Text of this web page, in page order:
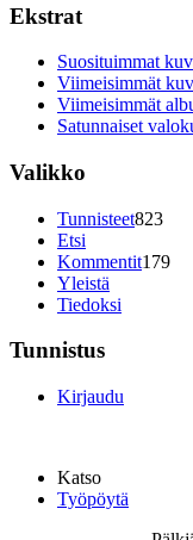
Ekstrat
Suosituimmat
Viimeisimmät
Viimeisimmät
Satunnaiset
Valikko
Tunnisteet823
Etsi
Kommentit179
Yleistä
Tiedoksi
Tunnistus
Kirjaudu
Katso
Työpöytä